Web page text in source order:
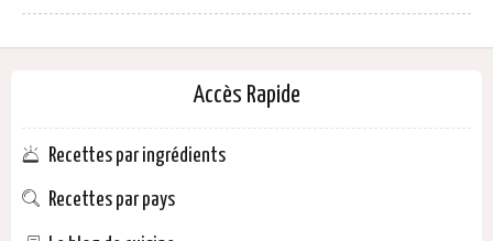
Accès Rapide
Recettes par ingrédients
Recettes par pays